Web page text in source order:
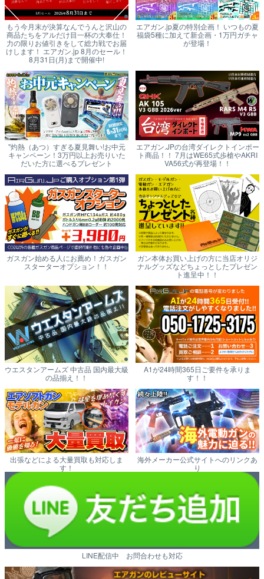
もう今月末が決算なんでうんと沢山の
商品たちをアルだけ目一杯の大奉仕！
力の限りお値引きをして総力戦でお届
けします！ エアガン.jp 8月のセール！
8月31日(月)まで開催中!
エアガン.jp夏の特別企画！ いつもの夏
福袋5種に加えて新企画・1万円ガチャ
が登場！
"灼熱（あつ）すぎる夏見舞い!お中元
キャンペーン！3万円以上お売りいた
だいた方に選べるプレゼント
エアガン.JPの台湾ダイレクトインポー
ト商品！！ 7月はWE65式歩槍やAKRI
VA56式が再登場！！
ガスガン始める人にお薦め！ガスガン
スターターオプション！！
ガン本体お買い上げの方に当店オリジ
ナルグッズなどちょっとしたプレゼン
ト進呈中！！
ウエスタンアームズ 中古品 国内最大級
の品揃え！！
A1が24時間365日ご要件を承りま
す！！
出張などによる大量買取も対応しま
す！
海外メーカー公式サイトへのリンクあ
り
LINE配信中 お問合わせも対応